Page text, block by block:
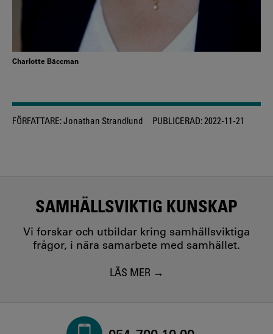
Charlotte Bäccman
FÖRFATTARE:Jonathan Strandlund PUBLICERAD:2022-11-21
SAMHÄLLSVIKTIG KUNSKAP
Vi forskar och utbildar kring samhällsviktiga
frågor, i nära samarbete med samhället.
LÄS MER